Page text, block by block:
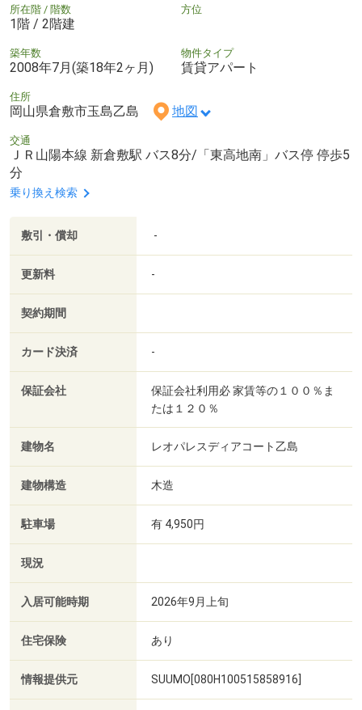
所在階 / 階数
1階 / 2階建
方位
築年数
2008年7月(築18年2ヶ月)
物件タイプ
賃貸アパート
住所
岡山県倉敷市玉島乙島 地図
交通
ＪＲ山陽本線 新倉敷駅 バス8分/「東高地南」バス停 停歩5
分
乗り換え検索
敷引・償却 -
更新料 -
契約期間
カード決済 -
保証会社
保証会社利用必 家賃等の１００％ま
たは１２０％
建物名 レオパレスディアコート乙島
建物構造 木造
駐車場 有 4,950円
現況
入居可能時期 2026年9月上旬
住宅保険 あり
情報提供元 SUUMO[080H100515858916]